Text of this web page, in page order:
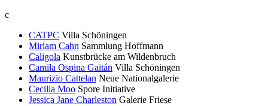
c
CATPC Villa Schöningen
Miriam Cahn Sammlung Hoffmann
Caligola Kunstbrücke am Wildenbruch
Camila Ospina Gaitán Villa Schöningen
Maurizio Cattelan Neue Nationalgalerie
Cecilia Moo Spore Initiative
Jessica Jane Charleston Galerie Friese